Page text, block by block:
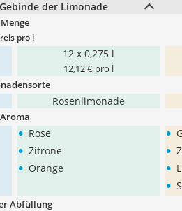
der Limonade
Menge
pro l
12 x 0,275 l
12,12 € pro l
Rosenlimonade
Aroma
• Rose
• Zitrone
• Orange
•
•
•
•
Abfüllung